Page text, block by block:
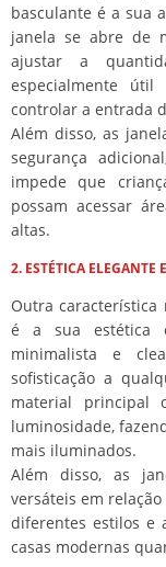
basculante é a sua
janela se abre de
ajustar a
especialmente
controlar a entrada
Além disso, as
segurança
impede que
possam acessar
altas.
2. ESTÉTICA ELEGANTE
Outra característica
é a sua estética
minimalista e
sofisticação a
material principal
luminosidade,
mais iluminados.
Além disso, as
versáteis em
diferentes estilos e
casas modernas